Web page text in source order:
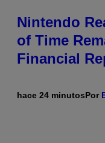
Nintendo
of Time
Financial
hace 24 minutosPor